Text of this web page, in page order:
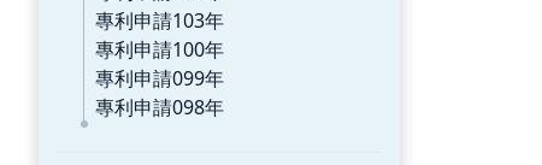
專利申請103年
專利申請100年
專利申請099年
專利申請098年